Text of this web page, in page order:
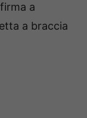
a
a braccia